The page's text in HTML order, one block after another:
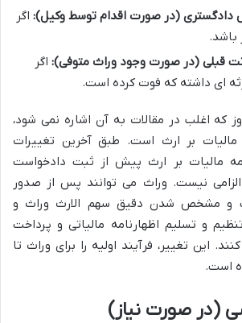
دادگستری (در صورت اقدام توسط وکیل): اگر
باشد.
قبلی (در صورت وجود وراث متوفی): اگر
ای داشته که فوت کرده است.
که اغلب در مقالات به آن اشاره نمی شود،
مالیات بر ارث است. طبق آخرین تغییرات
مالیات بر ارث پیش از ثبت دادخواست
الزامی نیست. وراث می توانند پس از صدور
و مشخص شدن دقیق سهم الارث وراث و
و تسلیم اظهارنامه مالیاتی و پرداخت
این تغییر، فرآیند اولیه را برای وراث تا
است.
(در صورت نیاز)